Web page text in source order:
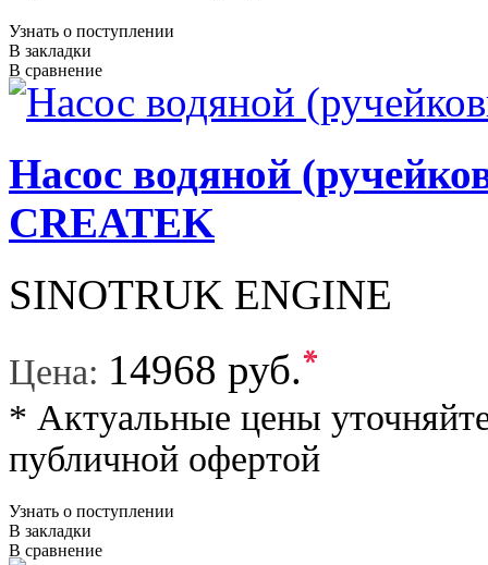
Узнать о поступлении
В закладки
В сравнение
Насос водяной
CREATEK
SINOTRUK ENGINE
Цена: 14968 руб.*
* Актуальные цены
публичной офертой
Узнать о поступлении
В закладки
В сравнение